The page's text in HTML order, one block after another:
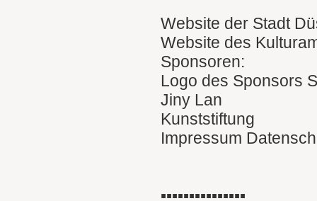
Website der Stadt
Website des
Sponsoren:
Logo des Sponsors
Jiny Lan
Kunststiftung
Impressum
▪︎▪︎▪︎▪︎▪︎▪︎▪︎▪︎▪︎▪︎▪︎▪︎▪︎▪︎▪︎